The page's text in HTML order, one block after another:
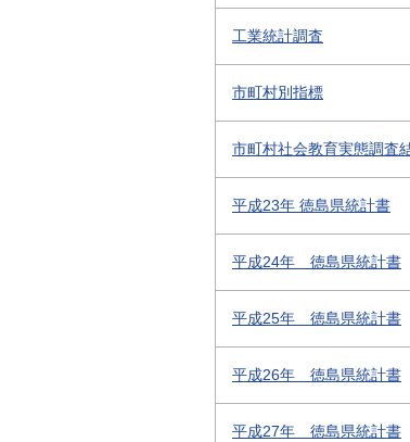
工業統計調査
市町村別指標
市町村社会教育実態調査
平成23年 徳島県統計書
平成24年 徳島県統計書
平成25年 徳島県統計書
平成26年 徳島県統計書
平成27年 徳島県統計書